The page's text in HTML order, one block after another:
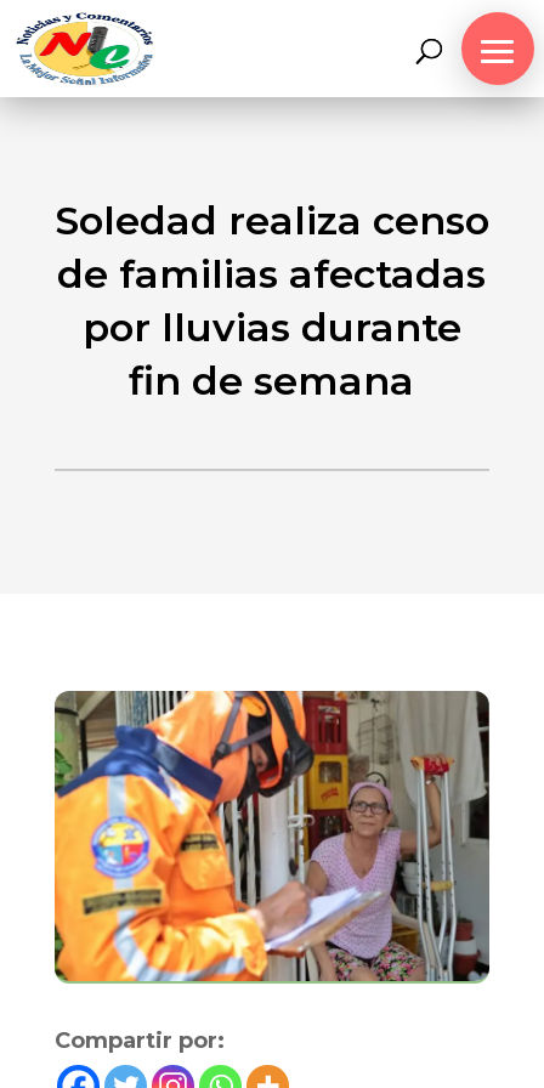
Soledad realiza censo
de familias afectadas
por lluvias durante
fin de semana
Compartir por: